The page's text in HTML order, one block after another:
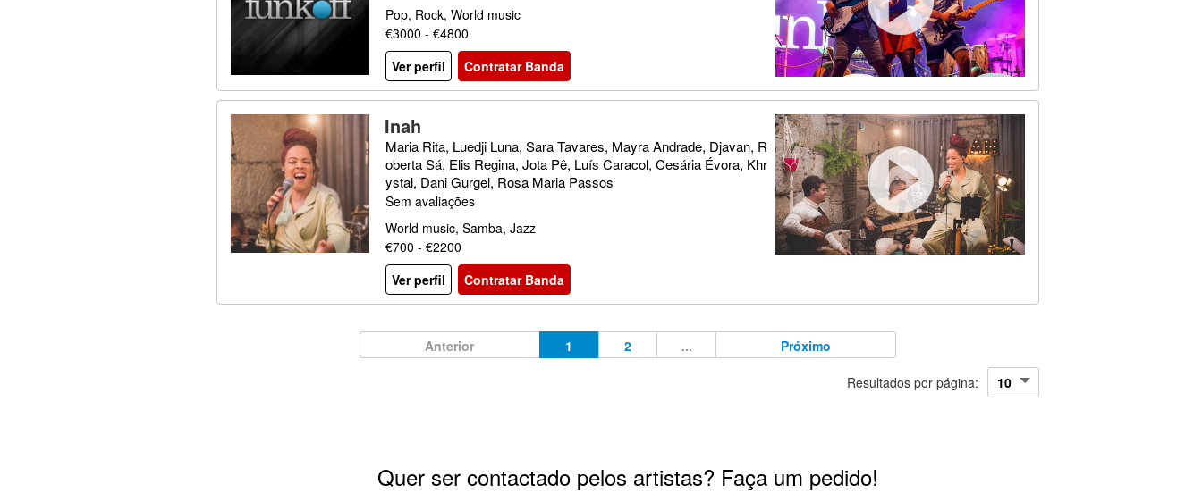
Pop, Rock, World music
€3000 - €4800
Ver perfil
Contratar Banda
Inah
Maria Rita, Luedji Luna, Sara Tavares, Mayra Andrade, Djavan, R
oberta Sá, Elis Regina, Jota Pê, Luís Caracol, Cesária Évora, Khr
ystal, Dani Gurgel, Rosa Maria Passos
Sem avaliações
World music, Samba, Jazz
€700 - €2200
Ver perfil
Contratar Banda
Anterior 1 2 ... Próximo
Resultados por página:
Quer ser contactado pelos artistas? Faça um pedido!